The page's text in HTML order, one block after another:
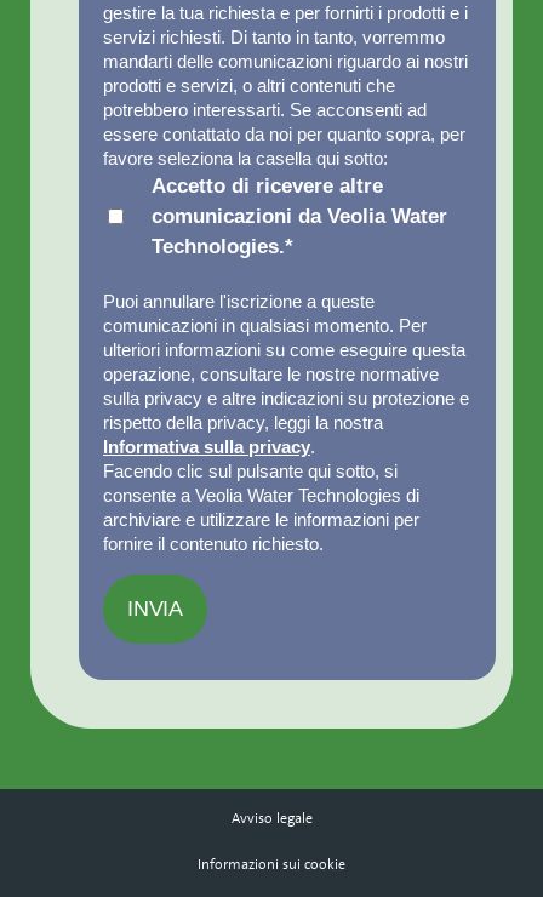
gestire la tua richiesta e per fornirti i prodotti e i
servizi richiesti. Di tanto in tanto, vorremmo
mandarti delle comunicazioni riguardo ai nostri
prodotti e servizi, o altri contenuti che
potrebbero interessarti. Se acconsenti ad
essere contattato da noi per quanto sopra, per
favore seleziona la casella qui sotto:
Accetto di ricevere altre
comunicazioni da Veolia Water
Technologies.*
Puoi annullare l'iscrizione a queste
comunicazioni in qualsiasi momento. Per
ulteriori informazioni su come eseguire questa
operazione, consultare le nostre normative
sulla privacy e altre indicazioni su protezione e
rispetto della privacy, leggi la nostra
Informativa sulla privacy.
Facendo clic sul pulsante qui sotto, si
consente a Veolia Water Technologies di
archiviare e utilizzare le informazioni per
fornire il contenuto richiesto.
Avviso legale
Informazioni sui cookie